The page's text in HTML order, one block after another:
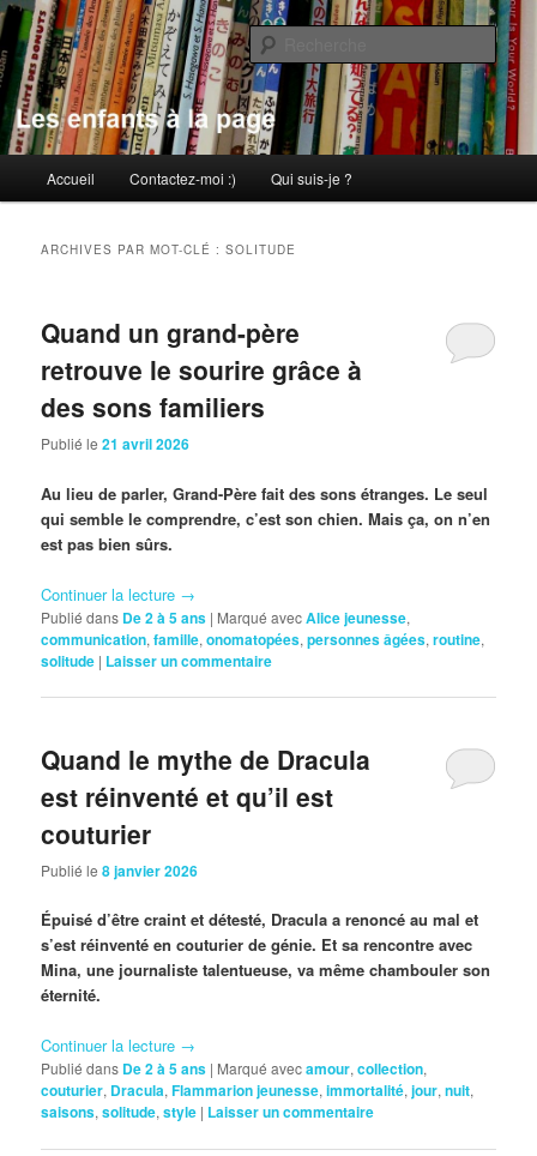
Aller
au
contenu
principal
Aller
au
contenu
secondaireLes enfants à la page
principal
Accueil Contactez-moi :) Qui suis-je ?
ARCHIVES PAR MOT-CLÉ :SOLITUDE
Quand un grand-père
retrouve le sourire grâce à
des sons familiers
Publié le21 avril 2026
Au lieu de parler, Grand-Père fait des sons étranges. Le seul
qui semble le comprendre, c’est son chien. Mais ça, on n’en
est pas bien sûrs.
Continuer la lecture →
Publié dans De 2 à 5 ans | Marqué avecAlice jeunesse,
communication,famille,onomatopées,personnes âgées,routine,
solitude | Laisser un commentaire
Quand le mythe de Dracula
est réinventé et qu’il est
couturier
Publié le8 janvier 2026
Épuisé d’être craint et détesté, Dracula a renoncé au mal et
s’est réinventé en couturier de génie. Et sa rencontre avec
Mina, une journaliste talentueuse, va même chambouler son
éternité.
Continuer la lecture →
Publié dans De 2 à 5 ans | Marqué avecamour,collection,
couturier, Dracula,Flammarion jeunesse,immortalité,jour,nuit,
saisons,solitude,style | Laisser un commentaire